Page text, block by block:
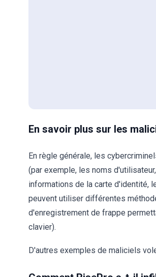
En savoir plus sur les
En règle générale, les
(par exemple, les noms
informations de la carte d'identité,
peuvent utiliser différentes
d'enregistrement de frappe
clavier).
D'autres exemples de maliciels